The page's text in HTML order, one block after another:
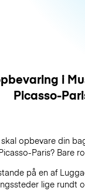
i
Picasso-
opbevare din
Paris? Bare
på en af
lige rundt